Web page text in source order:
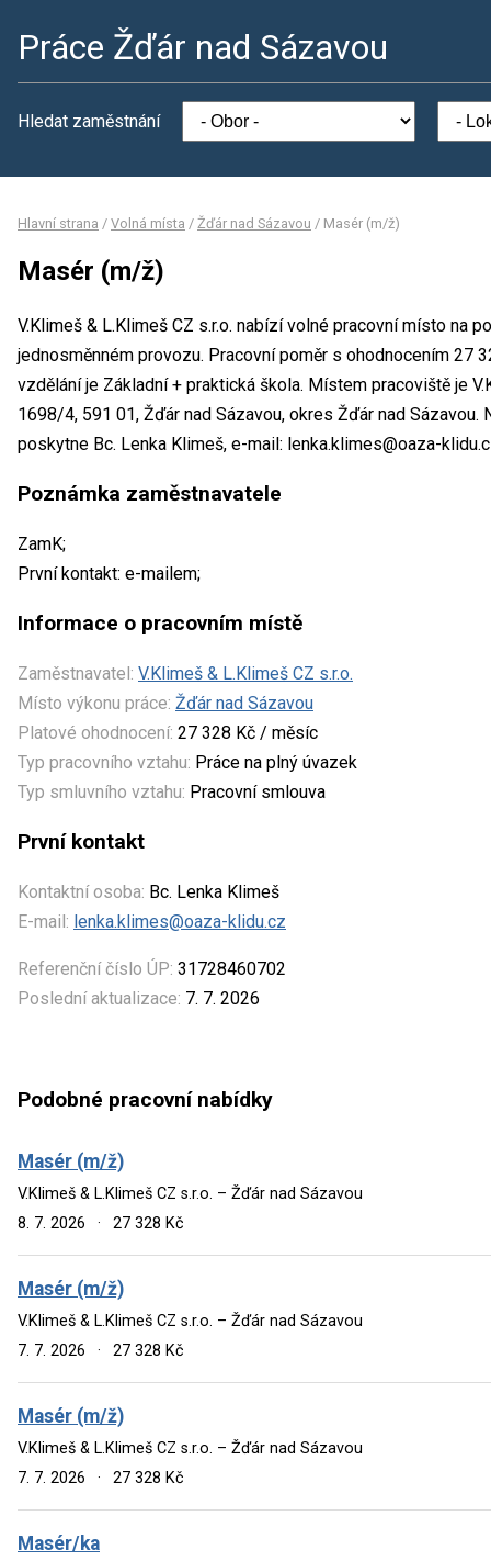
Práce Žďár nad Sázavou
Hledat zaměstnání
Hlavní strana / Volná místa / Žďár nad Sázavou / Masér (m/ž)
Masér (m/ž)
V.Klimeš & L.Klimeš CZ s.r.o. nabízí volné pracovní místo na
jednosměnném provozu. Pracovní poměr s ohodnocením 27
vzdělání je Základní + praktická škola. Místem pracoviště je
1698/4, 591 01, Žďár nad Sázavou, okres Žďár nad Sázavou.
poskytne Bc. Lenka Klimeš, e-mail: lenka.klimes@oaza-
Poznámka zaměstnavatele
ZamK;
První kontakt: e-mailem;
Informace o pracovním místě
Zaměstnavatel: V.Klimeš & L.Klimeš CZ s.r.o.
Místo výkonu práce: Žďár nad Sázavou
Platové ohodnocení: 27 328 Kč / měsíc
Typ pracovního vztahu: Práce na plný úvazek
Typ smluvního vztahu: Pracovní smlouva
První kontakt
Kontaktní osoba: Bc. Lenka Klimeš
E-mail: lenka.klimes@oaza-klidu.cz
Referenční číslo ÚP: 31728460702
Poslední aktualizace: 7. 7. 2026
Podobné pracovní nabídky
Masér (m/ž)
V.Klimeš & L.Klimeš CZ s.r.o. – Žďár nad Sázavou
8. 7. 2026
· 27 328 Kč
Masér (m/ž)
V.Klimeš & L.Klimeš CZ s.r.o. – Žďár nad Sázavou
7. 7. 2026
· 27 328 Kč
Masér (m/ž)
V.Klimeš & L.Klimeš CZ s.r.o. – Žďár nad Sázavou
7. 7. 2026
· 27 328 Kč
Masér/ka